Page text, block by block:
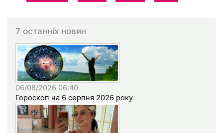
7 останніх новин
06/08/2026 06:40
Гороскоп на 6 серпня 2026 року